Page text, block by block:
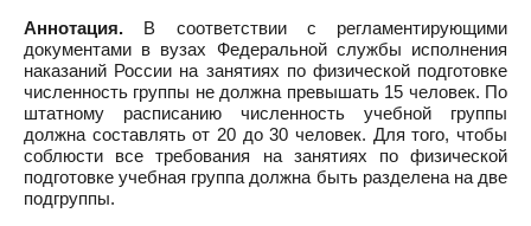
Аннотация. В соответствии с регламентирующими
документами в вузах Федеральной службы исполнения
наказаний России на занятиях по физической подготовке
численность группы не должна превышать 15 человек. По
штатному расписанию численность учебной группы
должна составлять от 20 до 30 человек. Для того, чтобы
соблюсти все требования на занятиях по физической
подготовке учебная группа должна быть разделена на две
подгруппы.